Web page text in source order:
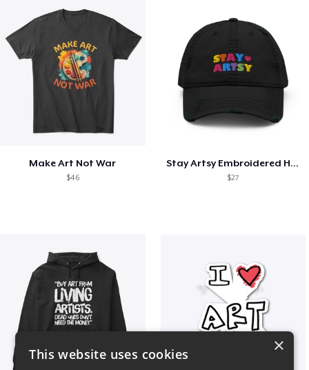
Make Art Not War
$46
Stay Artsy Embroidered Hat
$27
×
This website uses cookies